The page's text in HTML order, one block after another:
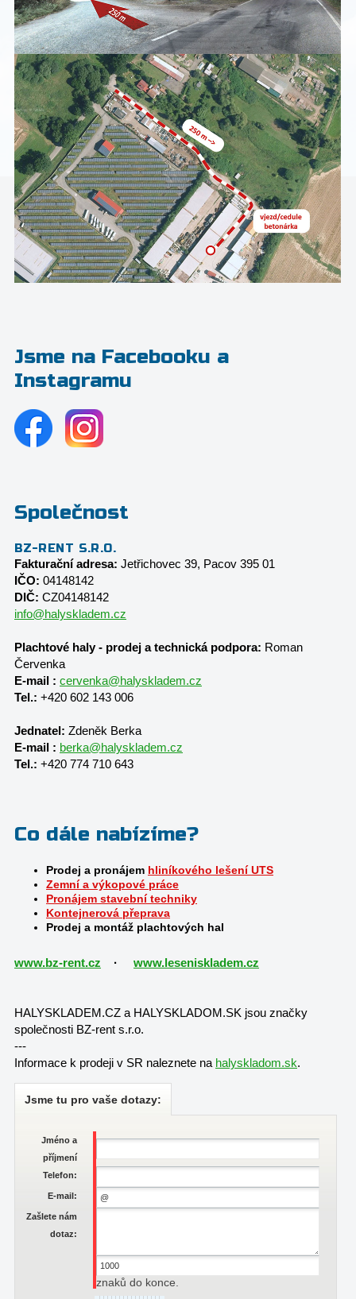
Jsme na Facebooku a
Instagramu
Společnost
BZ-RENT S.R.O.
Fakturační adresa: Jetřichovec 39, Pacov 395 01
IČO: 04148142
DIČ: CZ04148142
info@halyskladem.cz
Plachtové haly - prodej a technická podpora: Roman
Červenka
E-mail : cervenka@halyskladem.cz
Tel.: +420 602 143 006
Jednatel: Zdeněk Berka
E-mail : berka@halyskladem.cz
Tel.: +420 774 710 643
Co dále nabízíme?
Prodej a pronájem hliníkového lešení UTS
Zemní a výkopové práce
Pronájem stavební techniky
Kontejnerová přeprava
Prodej a montáž plachtových hal
www.bz-rent.cz · www.leseniskladem.cz
HALYSKLADEM.CZ a HALYSKLADOM.SK jsou značky
společnosti BZ-rent s.r.o.
---
Informace k prodeji v SR naleznete na halyskladom.sk.
Jsme tu pro vaše dotazy:
Jméno a
příjmení
Telefon:
E-mail:
Zašlete nám
dotaz:
znaků do konce.